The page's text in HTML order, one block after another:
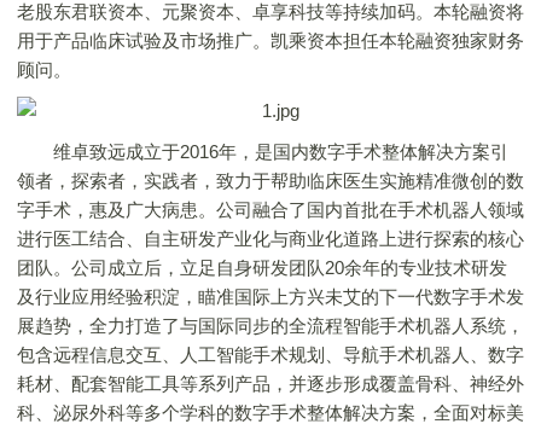
老股东君联资本、元聚资本、卓享科技等持续加码。本轮融资将
用于产品临床试验及市场推广。凯乘资本担任本轮融资独家财务
顾问。
维卓致远成立于2016年，是国内数字手术整体解决方案引
领者，探索者，实践者，致力于帮助临床医生实施精准微创的数
字手术，惠及广大病患。公司融合了国内首批在手术机器人领域
进行医工结合、自主研发产业化与商业化道路上进行探索的核心
团队。公司成立后，立足自身研发团队20余年的专业技术研发
及行业应用经验积淀，瞄准国际上方兴未艾的下一代数字手术发
展趋势，全力打造了与国际同步的全流程智能手术机器人系统，
包含远程信息交互、人工智能手术规划、导航手术机器人、数字
耗材、配套智能工具等系列产品，并逐步形成覆盖骨科、神经外
科、泌尿外科等多个学科的数字手术整体解决方案，全面对标美